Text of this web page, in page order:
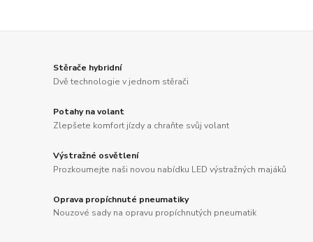
Stěrače hybridní
Dvě technologie v jednom stěrači
Potahy na volant
Zlepšete komfort jízdy a chraňte svůj volant
Výstražné osvětlení
Prozkoumejte naši novou nabídku LED výstražných majáků
Oprava propíchnuté pneumatiky
Nouzové sady na opravu propíchnutých pneumatik